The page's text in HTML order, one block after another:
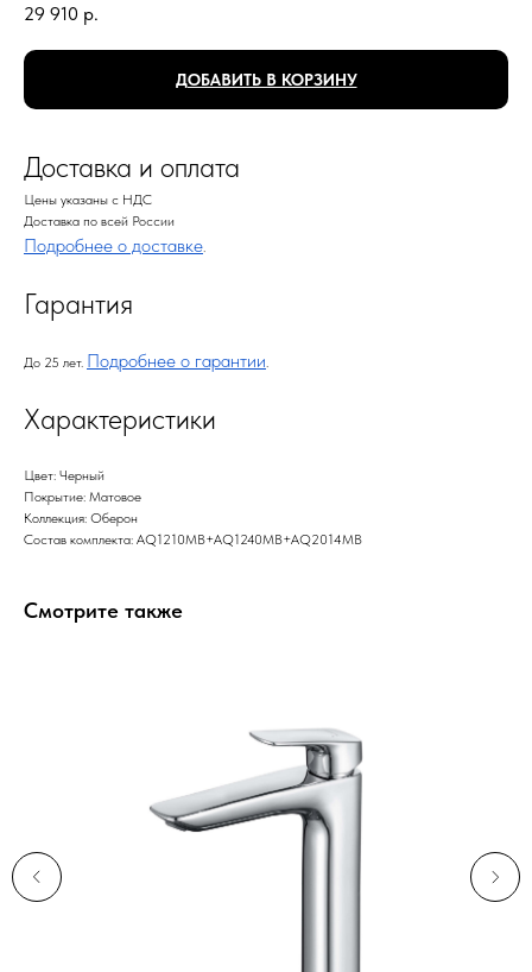
29 910 р.
ДОБАВИТЬ В КОРЗИНУ
Доставка и оплата
Цены указаны с НДС
Доставка по всей России
Подробнее о доставке.
Гарантия
До 25 лет. Подробнее о гарантии.
Характеристики
Цвет: Черный
Покрытие: Матовое
Коллекция: Оберон
Состав комплекта: AQ1210MB+AQ1240MB+AQ2014MB
Смотрите также